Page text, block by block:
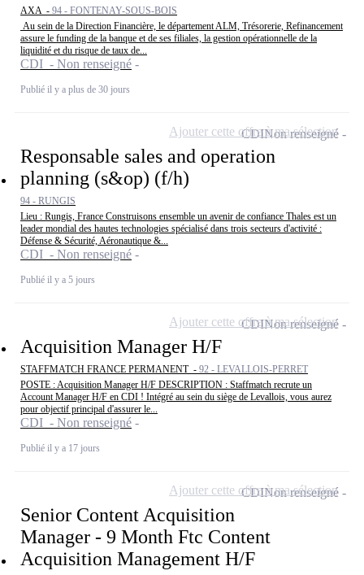
AXA - 94 - FONTENAY-SOUS-BOIS
Au sein de la Direction Financière, le département ALM, Trésorerie, Refinancement
assure le funding de la banque et de ses filiales, la gestion opérationnelle de la
liquidité et du risque de taux de...
CDI - Non renseigné
Publié il y a plus de 30 jours
Responsable sales and operation
planning (s&op) (f/h)
94 - RUNGIS
Lieu : Rungis, France Construisons ensemble un avenir de confiance Thales est un
leader mondial des hautes technologies spécialisé dans trois secteurs d'activité :
Défense & Sécurité, Aéronautique &...
CDI - Non renseigné
Publié il y a 5 jours
CDINon renseigné
Ajouter cette offre à ma sélection
Acquisition Manager H/F
STAFFMATCH FRANCE PERMANENT - 92 - LEVALLOIS-PERRET
POSTE : Acquisition Manager H/F DESCRIPTION : Staffmatch recrute un
Account Manager H/F en CDI ! Intégré au sein du siège de Levallois, vous aurez
pour objectif principal d'assurer le...
CDI - Non renseigné
Publié il y a 17 jours
CDINon renseigné
Ajouter cette offre à ma sélection
Senior Content Acquisition
Manager - 9 Month Ftc Content
Acquisition Management H/F
CDINon renseigné
Ajouter cette offre à ma sélection